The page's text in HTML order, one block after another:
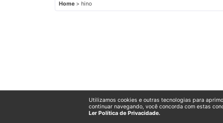
Utilizamos cookies e outras tecnologias para
continuar navegando, você concorda com estas
Ler Política de Privacidade.
Home> hino